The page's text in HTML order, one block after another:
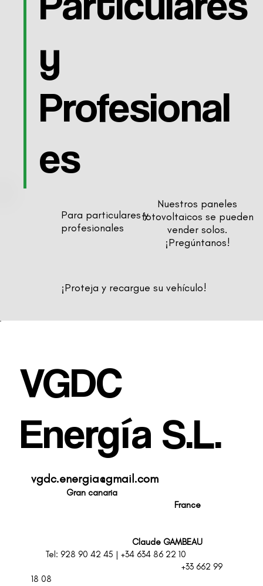
y
Profesional
es
Nuestros paneles
fotovoltaicos se pueden
vender solos.
¡Pregúntanos!
Para particulares y
profesionales
¡Proteja y recargue su vehículo!
VGDC
Energía S.L.
vgdc.energia@gmail.com
Gran canaria
France
Claude GAMBEAU
Tel: 928 90 42 45 | +34 634 86 22 10
+33 662 99
18 08